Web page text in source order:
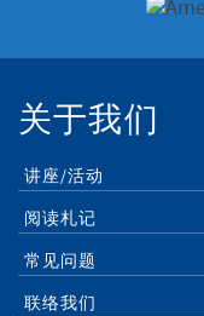
关于我们
讲座/活动
阅读札记
常见问题
联络我们